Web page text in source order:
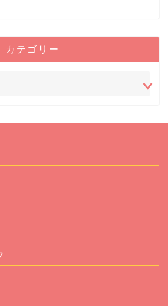
カテゴリー